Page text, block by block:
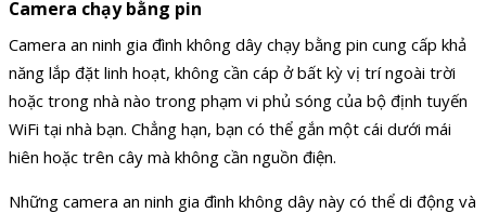
Camera chạy bằng pin
Camera an ninh gia đình không dây chạy bằng pin cung cấp khả
năng lắp đặt linh hoạt, không cần cáp ở bất kỳ vị trí ngoài trời
hoặc trong nhà nào trong phạm vi phủ sóng của bộ định tuyến
WiFi tại nhà bạn. Chẳng hạn, bạn có thể gắn một cái dưới mái
hiên hoặc trên cây mà không cần nguồn điện.
Những camera an ninh gia đình không dây này có thể di động và